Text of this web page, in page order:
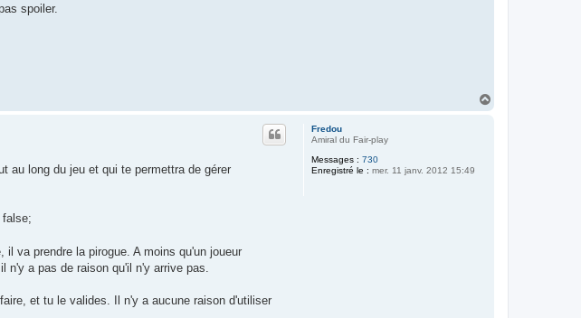
spoiler.
Fredou
Amiral du Fair-play
Messages : 730
Enregistré le : mer. 11 janv. 2012 15:49
au long du jeu et qui te permettra de gérer
false;
va prendre la pirogue. A moins qu'un joueur
n'y a pas de raison qu'il n'y arrive pas.
et tu le valides. Il n'y a aucune raison d'utiliser